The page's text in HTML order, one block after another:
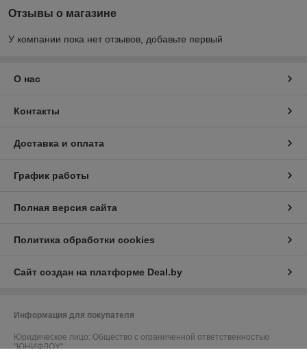
Отзывы о магазине
У компании пока нет отзывов, добавьте первый
О нас
Контакты
Доставка и оплата
График работы
Полная версия сайта
Политика обработки cookies
Сайт создан на платформе Deal.by
Информация для покупателя
Юридическое лицо: Общество с ограниченной ответственностью
"ЮНИФЛОУ"